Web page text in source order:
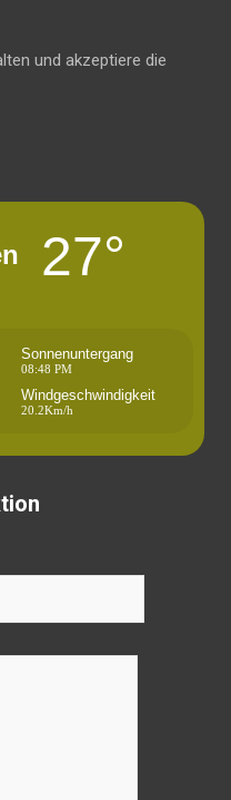
und akzeptiere die
27°
Sonnenuntergang
08:48 PM
Windgeschwindigkeit
20.2Km/h